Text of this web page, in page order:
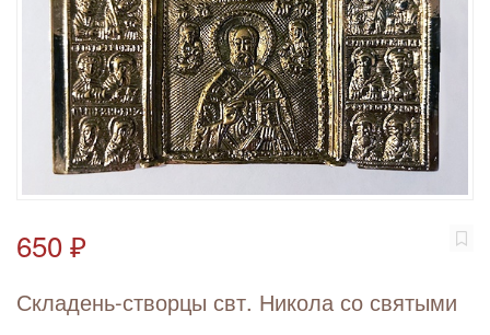
650 ₽
Складень-створцы свт. Никола со святыми